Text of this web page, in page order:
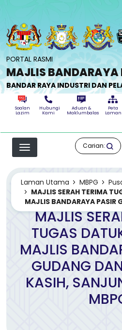
PORTAL RASMI
MAJLIS BANDARAYA
BANDAR RAYA INDUSTRI DAN
Soalan
Lazim
Hubungi
Kami
Aduan &
Maklumbalas
Peta
Laman
Carian:
Laman Utama MBPG
MAJLIS SERAH TERIMA
MAJLIS BANDARAYA PASIR
MAJLIS
TUGAS
MAJLIS
GUDANG
KASIH,